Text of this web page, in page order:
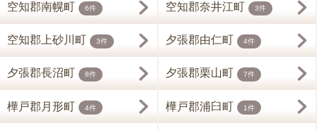
空知郡南幌町 6件 空知郡奈井江町 3件
空知郡上砂川町 3件 夕張郡由仁町 4件
夕張郡長沼町 8件 夕張郡栗山町 7件
樺戸郡月形町 4件 樺戸郡浦臼町 1件